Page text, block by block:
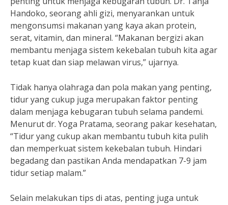
Handoko, seorang ahli gizi, menyarankan untuk
mengonsumsi makanan yang kaya akan protein,
serat, vitamin, dan mineral. “Makanan bergizi akan
membantu menjaga sistem kekebalan tubuh kita agar
tetap kuat dan siap melawan virus,” ujarnya.
Tidak hanya olahraga dan pola makan yang penting,
tidur yang cukup juga merupakan faktor penting
dalam menjaga kebugaran tubuh selama pandemi.
Menurut dr. Yoga Pratama, seorang pakar kesehatan,
“Tidur yang cukup akan membantu tubuh kita pulih
dan memperkuat sistem kekebalan tubuh. Hindari
begadang dan pastikan Anda mendapatkan 7-9 jam
tidur setiap malam.”
Selain melakukan tips di atas, penting juga untuk